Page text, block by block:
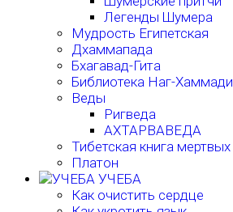
Легенды Шумера
Мудрость Египетская
Дхаммапада
Бхагавад-Гита
Библиотека Наг-Хаммади
Веды
Ригведа
АХТАРВАВЕДА
Тибетская книга мертвых
Платон
УЧЕБА
Как очистить сердце